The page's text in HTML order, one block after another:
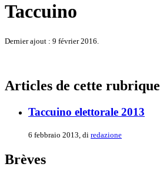
Taccuino
Dernier ajout : 9 février 2016.
Articles de cette rubrique
Taccuino elettorale 2013
6 febbraio 2013, di redazione
Brèves